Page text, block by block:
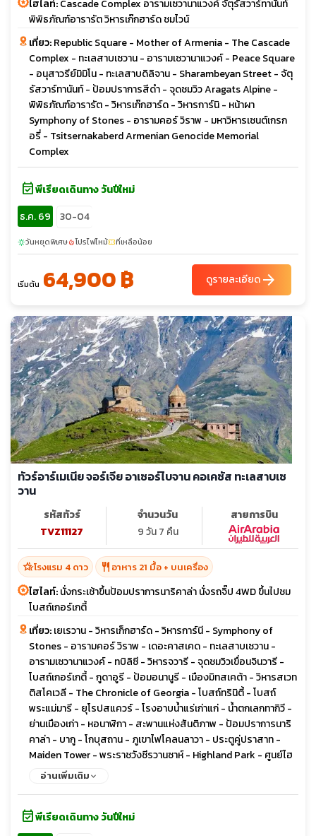
ไฮไลท์:Cascade Complex อารามเซวานาแวงค์ จัตุรัสวาร์ทานันท์
พิพิธภัณฑ์อารารัต วิหารเก๊กฮาร์ด ชมไวน์
เที่ยว:Republic Square - Mother of Armenia - The Cascade
Complex - ทะเลสาบเซวาน - อารามเซวานาแวงค์ - Peace Square
- อนุสาวรีย์มิมิโน - ทะเลสาบดิลิจาน - Sharambeyan Street - จัตุ
รัสวาร์ทานันท์ - ป้อมปราการสีดำ - จุดชมวิว Aragats Alpine -
พิพิธภัณฑ์อารารัต - วิหารเก๊กฮาร์ด - วิหารการ์นิ - หน้าผา
Symphony of Stones - อารามคอร์ วิราพ - มหาวิหารเซนต์เกรก
อรี่ - Tsitsernakaberd Armenian Genocide Memorial
Complex
event_availableพีเรียดเดินทาง วันปีใหม่
ธ.ค. 69
30-04
sunnyวันหยุดพิเศษlocal_fire_departmentโปรไฟไหม้confirmation_numberที่เหลือน้อย
เริ่มต้น 64,900 ฿ ดูรายละเอียดarrow_forward
ทัวร์อาร์เมเนีย จอร์เจีย อาเซอร์ไบจาน คอเคซัส ทะเลสาบเซ
วาน
รหัสทัวร์
TVZ11127
จำนวนวัน
9 วัน 7 คืน
สายการบิน
hotel_classโรงแรม 4 ดาว restaurant อาหาร 21 มื้อ + บนเครื่อง
ไฮไลท์:นั่งกระเช้าขึ้นป้อมปราการนาริคาล่า นั่งรถจิ๊ป 4WD ขึ้นไปชม
โบสถ์เกอร์เกตี้
เที่ยว:เยเรวาน - วิหารเก็กฮาร์ด - วิหารการ์นี - Symphony of
Stones - อารามคอร์ วิราพ - เดอะคาสเคด - ทะเลสาบเซวาน -
อารามเซวานาแวงค์ - ทบิลิซี - วิหารจวารี - จุดชมวิวเขื่อนจินวารี -
โบสถ์เกอร์เกตี้ - กูดาอูรี - ป้อมอนานูรี - เมืองมิทสเคต้า - วิหารสเวท
ติสโคเวลี - The Chronicle of Georgia - โบสถ์ทรินิตี้ - โบสถ์
พระแม่มารี - ยุโรปสแควร์ - โรงอาบน้ำแร่เก่าแก่ - น้ำตกเลกทากิวี -
ย่านเมืองเก่า - หอนาฬิกา - สะพานแห่งสันติภาพ - ป้อมปราการนาริ
คาล่า - บากู - โกบุสถาน - ภูเขาไฟโคลนลาวา - ประตูคู่ปราสาท -
Maiden Tower - พระราชวังชีรวานซาห์ - Highland Park - ศูนย์ไฮ
ดาร์ อาลิเยฟ - ยานาร์แด็ก - วิหารแห่งไฟ
อ่านเพิ่มเติม
event_availableพีเรียดเดินทาง วันปีใหม่